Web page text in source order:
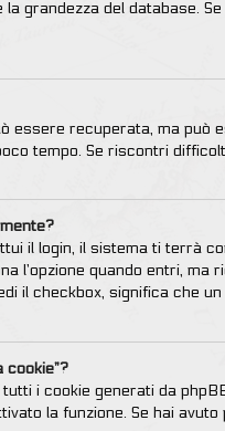
grandezza del database.
essere recuperata, ma
tempo. Se riscontri
il login, il sistema ti terrà
l’opzione quando entri,
il checkbox, significa che
cookie”?
tutti i cookie generati da
la funzione. Se hai